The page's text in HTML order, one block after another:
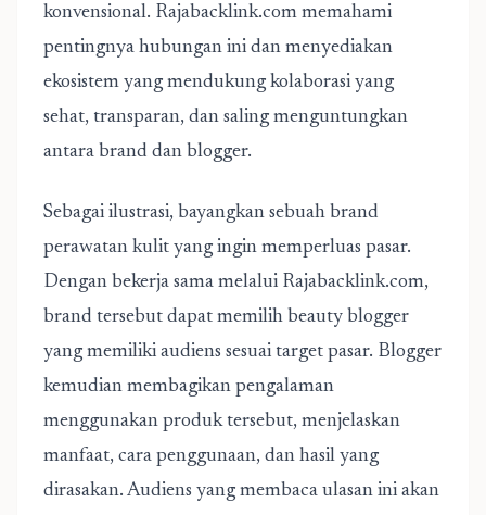
konvensional. Rajabacklink.com memahami
pentingnya hubungan ini dan menyediakan
ekosistem yang mendukung kolaborasi yang
sehat, transparan, dan saling menguntungkan
antara brand dan blogger.
Sebagai ilustrasi, bayangkan sebuah brand
perawatan kulit yang ingin memperluas pasar.
Dengan bekerja sama melalui Rajabacklink.com,
brand tersebut dapat memilih beauty blogger
yang memiliki audiens sesuai target pasar. Blogger
kemudian membagikan pengalaman
menggunakan produk tersebut, menjelaskan
manfaat, cara penggunaan, dan hasil yang
dirasakan. Audiens yang membaca ulasan ini akan